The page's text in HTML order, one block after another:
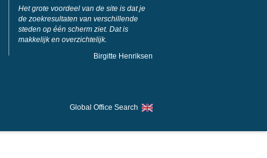
Het grote voordeel van de site is dat je
de zoekresultaten van verschillende
steden op één scherm ziet. Dat is
makkelijk en overzichtelijk.
Birgitte Henriksen
Global Office Search